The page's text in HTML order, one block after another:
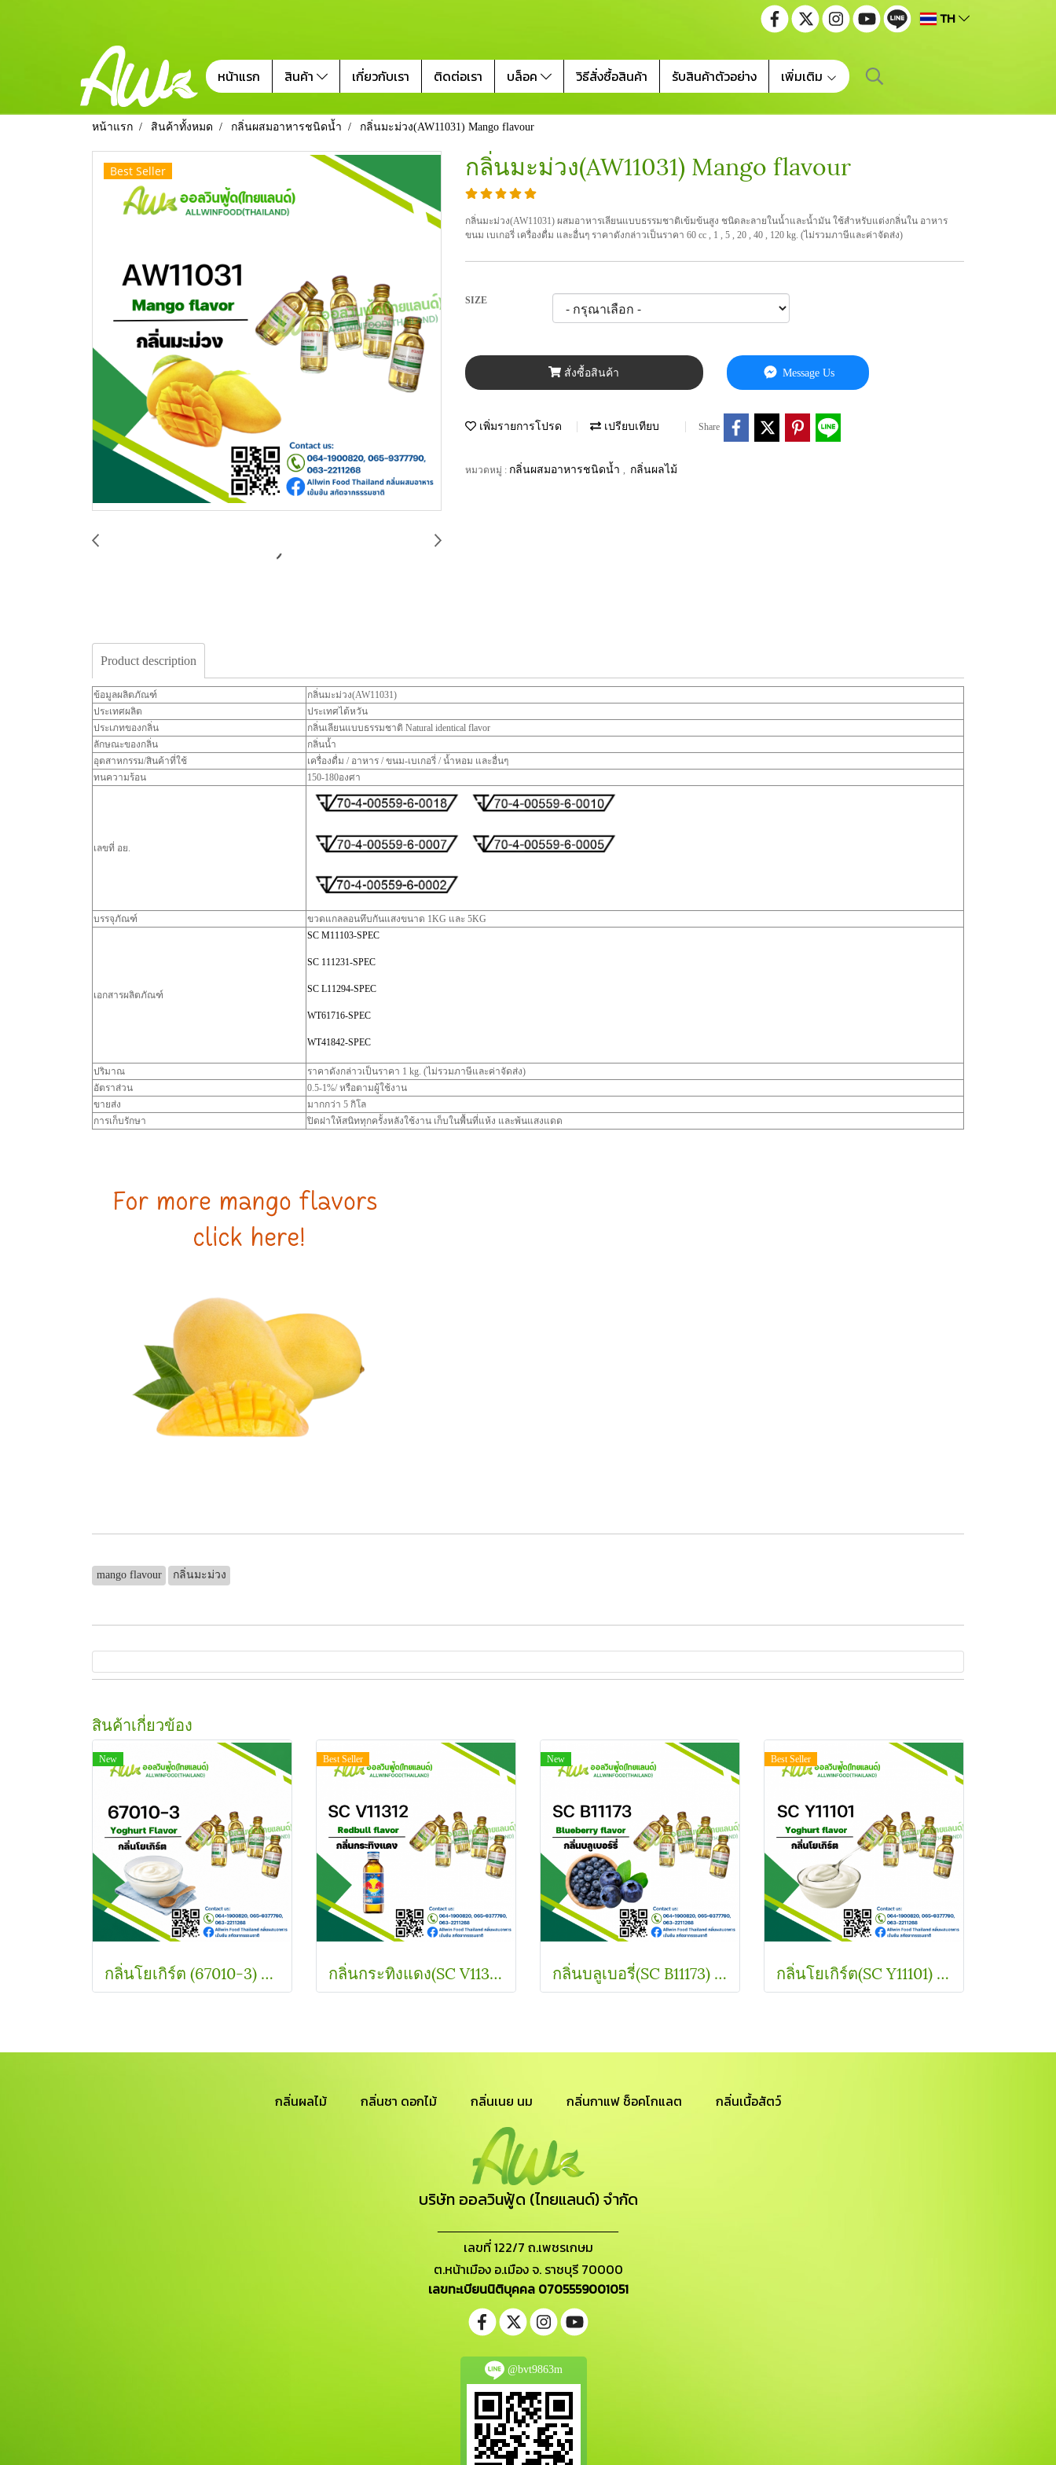
TH
หน้าแรก สินค้า เกี่ยวกับเรา ติดต่อเรา บล็อค วิธีสั่งซื้อสินค้า รับสินค้าตัวอย่าง เพิ่มเติม
หน้าแรก สินค้าทั้งหมด กลิ่นผสมอาหารชนิดน้ำ กลิ่นมะม่วง(AW11031) Mango flavour
Best Seller กลิ่นมะม่วง(AW11031) Mango flavour
กลิ่นมะม่วง(AW11031) ผสมอาหารเลียนแบบธรรมชาติเข้มข้นสูง ชนิดละลายในน้ำและน้ำมัน ใช้สำหรับแต่งกลิ่นใน อาหาร
ขนม เบเกอรี่ เครื่องดื่ม และอื่นๆ ราคาดังกล่าวเป็นราคา 60 cc , 1 , 5 , 20 , 40 , 120 kg. (ไม่รวมภาษีและค่าจัดส่ง)
SIZE
สั่งซื้อสินค้า Message Us
เพิ่มรายการโปรด เปรียบเทียบ Share
หมวดหมู่ : กลิ่นผสมอาหารชนิดน้ำ กลิ่นผลไม้
Product description
ข้อมูลผลิตภัณฑ์
กลิ่นมะม่วง(AW11031)
ประเทศผลิต
ประเทศไต้หวัน
ประเภทของกลิ่น
กลิ่นเลียนแบบธรรมชาติ Natural identical flavor
ลักษณะของกลิ่น
กลิ่นน้ำ
อุตสาหกรรม/สินค้าที่ใช้
เครื่องดื่ม / อาหาร / ขนม-เบเกอรี่ / น้ำหอม และอื่นๆ
ทนความร้อน
150-180องศา
เลขที่ อย.
บรรจุภัณฑ์ ขวดแกลลอนทึบกันแสงขนาด 1KG และ 5KG
เอกสารผลิตภัณฑ์
SC M11103-SPEC
SC 111231-SPEC
SC L11294-SPEC
WT61716-SPEC
WT41842-SPEC
ปริมาณ
ราคาดังกล่าวเป็นราคา 1 kg. (ไม่รวมภาษีและค่าจัดส่ง)
อัตราส่วน
0.5-1%/ หรือตามผู้ใช้งาน
ขายส่ง
มากกว่า 5 กิโล
การเก็บรักษา
ปิดฝาให้สนิททุกครั้งหลังใช้งาน เก็บในพื้นที่แห้ง และพ้นแสงแดด
mango flavour กลิ่นมะม่วง
สินค้าเกี่ยวข้อง
New
กลิ่นโยเกิร์ต (67010-3) Yoghurt flavour
Best Seller
กลิ่นกระทิงแดง(SC V11312) Red Bull flavour
New
กลิ่นบลูเบอรี่(SC B11173) Blueberry flavor
Best Seller
กลิ่นโยเกิร์ต(SC Y11101) Yoghurt flavour
กลิ่นผลไม้ กลิ่นชา ดอกไม้ กลิ่นเนย นม กลิ่นกาแฟ ช็อคโกแลต กลิ่นเนื้อสัตว์
บริษัท ออลวินฟู้ด (ไทยแลนด์) จำกัด
เลขที่ 122/7 ถ.เพชรเกษม
ต.หน้าเมือง อ.เมือง จ. ราชบุรี 70000
เลขทะเบียนนิติบุคคล 0705559001051
@bvt9863m